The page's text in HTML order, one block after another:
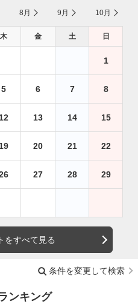
8月 9月 10月
木 金 土 日
1
5 6 7 8
12 13 14 15
19 20 21 22
27 28 29
をすべて見る
条件を変更して検索
ンキング